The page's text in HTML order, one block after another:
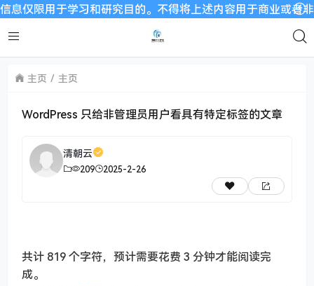
仅限用于学习和研究目的。不得将上述内容用于商业或者
主页 主页
WordPress 只给非管理员用户看具有特定标签的文章
清朝云
209 2025-2-26
共计 819 个字符，预计需要花费 3 分钟才能阅读完
成。